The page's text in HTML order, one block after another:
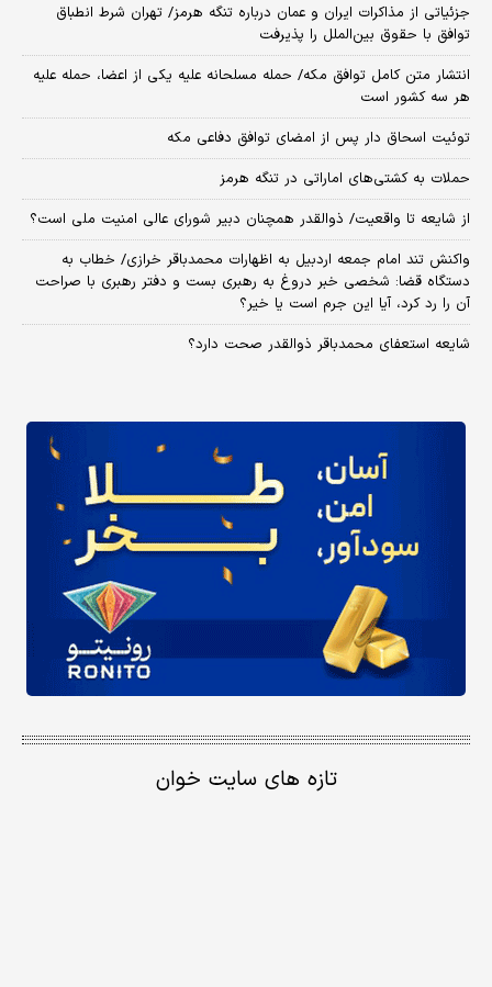
جزئیاتی از مذاکرات ایران و عمان درباره تنگه هرمز/ تهران شرط انطباق
توافق با حقوق بین‌الملل را پذیرفت
انتشار متن کامل توافق مکه/ حمله مسلحانه علیه یکی از اعضا، حمله علیه
هر سه کشور است
توئیت اسحاق دار پس از امضای توافق دفاعی مکه
حملات به کشتی‌های اماراتی در تنگه هرمز
از شایعه تا واقعیت/ ذوالقدر همچنان دبیر شورای ‌عالی امنیت ملی است؟
واکنش تند امام جمعه اردبیل به اظهارات محمدباقر خرازی/ خطاب به
دستگاه قضا: شخصی خبر دروغ به رهبری بست و دفتر رهبری با صراحت
آن را رد کرد، آیا این جرم است یا خیر؟
شایعه استعفای محمدباقر ذوالقدر صحت دارد؟
تازه های سایت خوان